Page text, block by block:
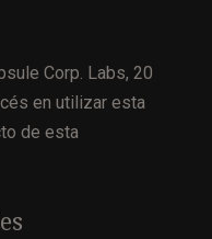
Corp. Labs, 20
en utilizar esta
de esta